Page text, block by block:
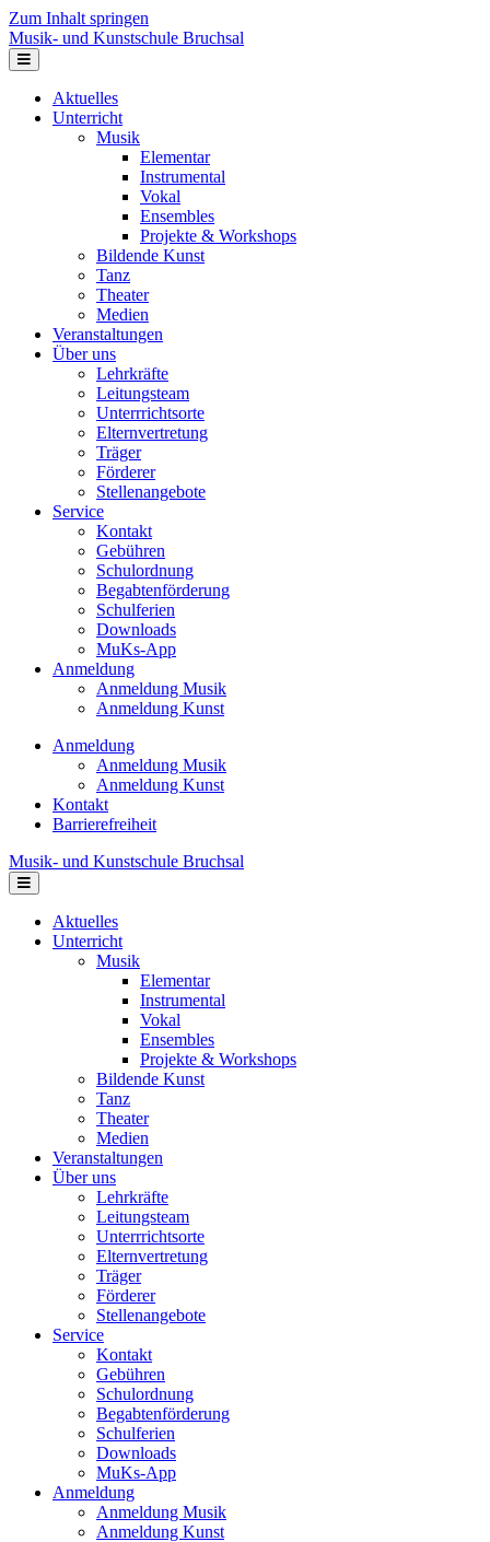
Zum Inhalt springen
Musik- und Kunstschule Bruchsal
Navigation
Aktuelles
Unterricht
Musik
Elementar
Instrumental
Vokal
Ensembles
Projekte & Workshops
Bildende Kunst
Tanz
Theater
Medien
Veranstaltungen
Über uns
Lehrkräfte
Leitungsteam
Unterrrichtsorte
Elternvertretung
Träger
Förderer
Stellenangebote
Service
Kontakt
Gebühren
Schulordnung
Begabtenförderung
Schulferien
Downloads
MuKs-App
Anmeldung
Anmeldung Musik
Anmeldung Kunst
Anmeldung
Anmeldung Musik
Anmeldung Kunst
Kontakt
Barrierefreiheit
Musik- und Kunstschule Bruchsal
Navigation
Aktuelles
Unterricht
Musik
Elementar
Instrumental
Vokal
Ensembles
Projekte & Workshops
Bildende Kunst
Tanz
Theater
Medien
Veranstaltungen
Über uns
Lehrkräfte
Leitungsteam
Unterrrichtsorte
Elternvertretung
Träger
Förderer
Stellenangebote
Service
Kontakt
Gebühren
Schulordnung
Begabtenförderung
Schulferien
Downloads
MuKs-App
Anmeldung
Anmeldung Musik
Anmeldung Kunst